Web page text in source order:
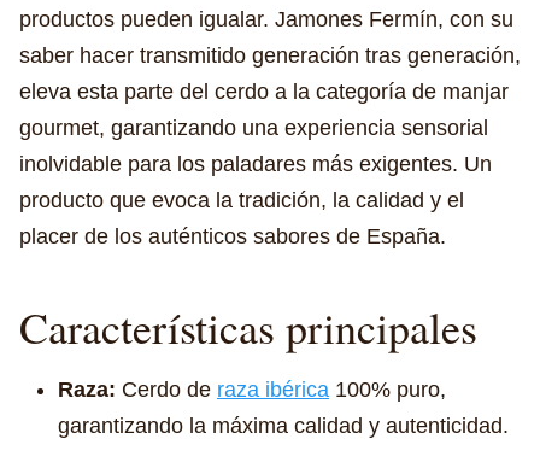
productos pueden igualar. Jamones Fermín, con su
saber hacer transmitido generación tras generación,
eleva esta parte del cerdo a la categoría de manjar
gourmet, garantizando una experiencia sensorial
inolvidable para los paladares más exigentes. Un
producto que evoca la tradición, la calidad y el
placer de los auténticos sabores de España.
Características principales
Raza: Cerdo de raza ibérica 100% puro,
garantizando la máxima calidad y autenticidad.